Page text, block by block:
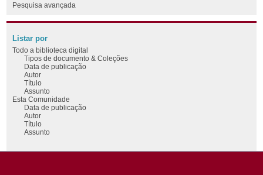
Pesquisa avançada
Listar por
Todo a biblioteca digital
Tipos de documento & Coleções
Data de publicação
Autor
Título
Assunto
Esta Comunidade
Data de publicação
Autor
Título
Assunto